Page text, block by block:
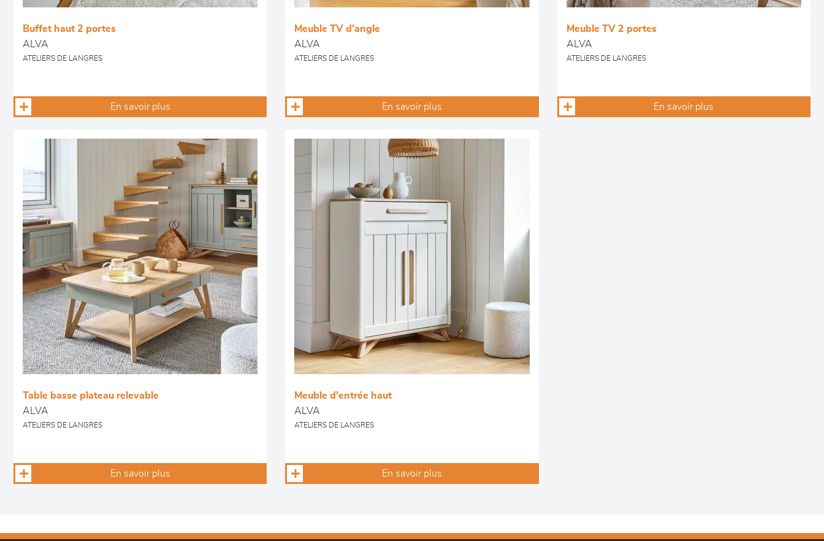
Buffet haut 2 portes
ALVA
ATELIERS DE LANGRES
En savoir plus
Meuble TV d'angle
ALVA
ATELIERS DE LANGRES
En savoir plus
Meuble TV 2 portes
ALVA
ATELIERS DE LANGRES
En savoir plus
Table basse plateau relevable
ALVA
ATELIERS DE LANGRES
En savoir plus
Meuble d'entrée haut
ALVA
ATELIERS DE LANGRES
En savoir plus